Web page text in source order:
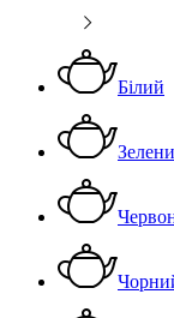
Білий